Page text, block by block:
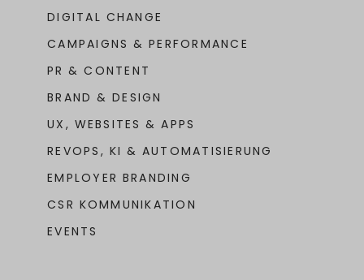
DIGITAL CHANGE
CAMPAIGNS & PERFORMANCE
PR & CONTENT
BRAND & DESIGN
UX, WEBSITES & APPS
REVOPS, KI & AUTOMATISIERUNG
EMPLOYER BRANDING
CSR KOMMUNIKATION
EVENTS